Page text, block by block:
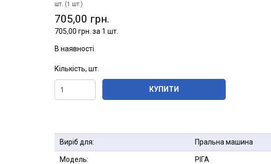
шт. (1 шт.)
705,00 грн.
705,00 грн. за 1 шт.
В наявності
Кількість, шт.
КУПИТИ
Виріб для: Пральна машина
Модель: РІГА